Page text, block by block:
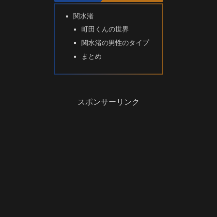
関水渚
町田くんの世界
関水渚の男性のタイプ
まとめ
スポンサーリンク